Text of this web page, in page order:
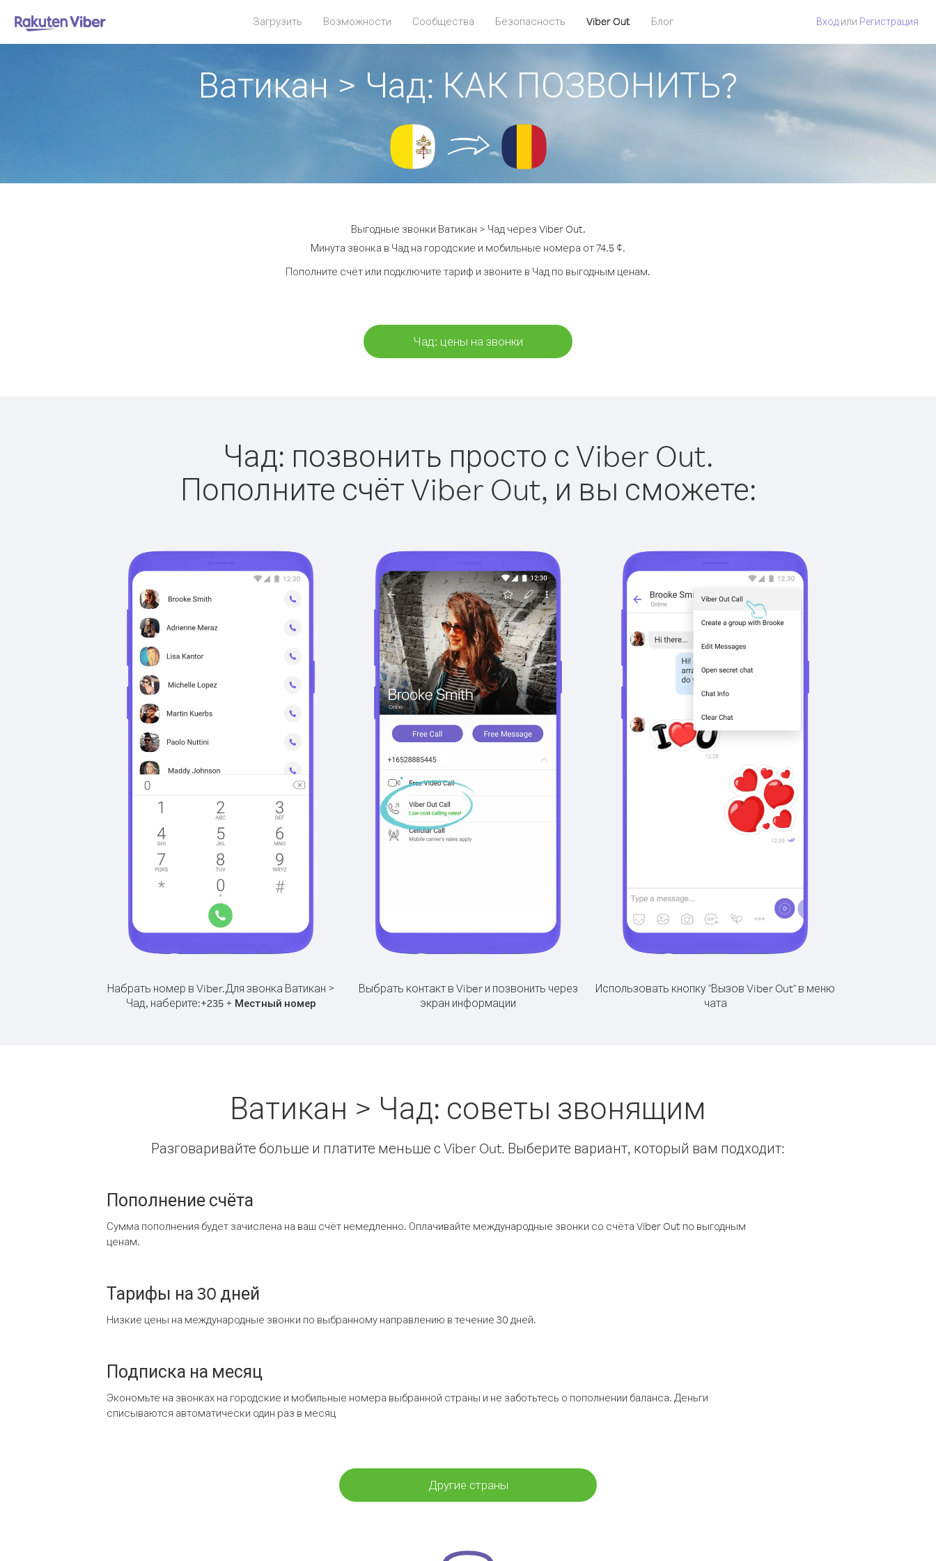
Загрузить Возможности Сообщества Безопасность Viber Out Блог Вход или Регистрация
Ватикан > Чад: КАК ПОЗВОНИТЬ?
Выгодные звонки Ватикан > Чад через Viber Out.
Минута звонка в Чад на городские и мобильные номера от 74.5 ¢.
Пополните счёт или подключите тариф и звоните в Чад по выгодным ценам.
Чад: цены на звонки
Чад: позвонить просто с Viber Out.
Пополните счёт Viber Out, и вы сможете:
Набрать номер в Viber.Для звонка Ватикан >
Чад, наберите:+235+ Местный номер
Выбрать контакт в Viber и позвонить через
экран информации
Использовать кнопку "Вызов Viber Out" в меню
чата
Ватикан > Чад: советы звонящим
Разговаривайте больше и платите меньше с Viber Out. Выберите вариант, который вам подходит:
Пополнение счёта
Сумма пополнения будет зачислена на ваш счёт немедленно. Оплачивайте международные звонки со счёта Viber Out по выгодным
ценам.
Тарифы на 30 дней
Низкие цены на международные звонки по выбранному направлению в течение 30 дней.
Подписка на месяц
Экономьте на звонках на городские и мобильные номера выбранной страны и не заботьтесь о пополнении баланса. Деньги
списываются автоматически один раз в месяц
Другие страны